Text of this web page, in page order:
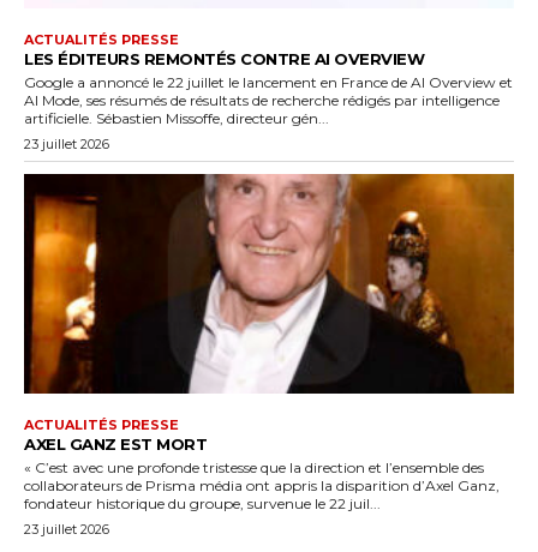
ACTUALITÉS PRESSE
LES ÉDITEURS REMONTÉS CONTRE AI OVERVIEW
Google a annoncé le 22 juillet le lancement en France de AI Overview et
AI Mode, ses résumés de résultats de recherche rédigés par intelligence
artificielle. Sébastien Missoffe, directeur gén...
23 juillet 2026
ACTUALITÉS PRESSE
AXEL GANZ EST MORT
« C’est avec une profonde tristesse que la direction et l’ensemble des
collaborateurs de Prisma média ont appris la disparition d’Axel Ganz,
fondateur historique du groupe, survenue le 22 juil...
23 juillet 2026